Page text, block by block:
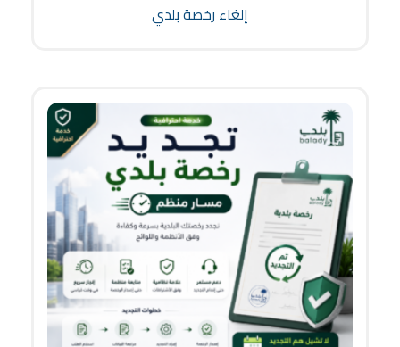
إلغاء رخصة بلدي